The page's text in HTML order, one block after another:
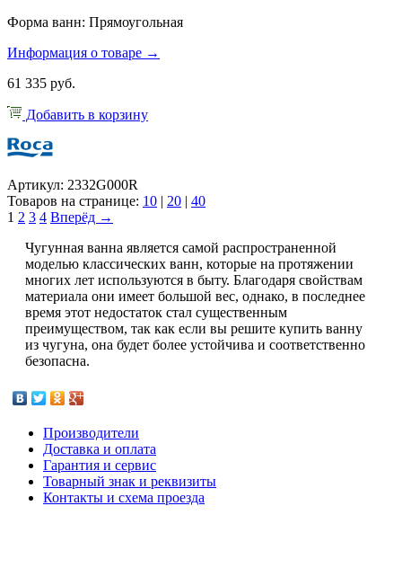
Форма ванн: Прямоугольная
Информация о товаре →
61 335 руб.
Добавить в корзину
Артикул: 2332G000R
Товаров на странице: 10 | 20 | 40
1 2 3 4 Вперёд →
Чугунная ванна является самой распространенной
моделью классических ванн, которые на протяжении
многих лет используются в быту. Благодаря свойствам
материала они имеет большой вес, однако, в последнее
время этот недостаток стал существенным
преимуществом, так как если вы решите купить ванну
из чугуна, она будет более устойчива и соответственно
безопасна.
Производители
Доставка и оплата
Гарантия и сервис
Товарный знак и реквизиты
Контакты и схема проезда